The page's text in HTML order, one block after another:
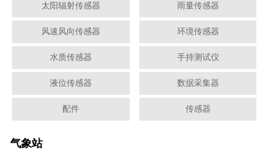
太阳辐射传感器 雨量传感器
风速风向传感器 环境传感器
水质传感器 手持测试仪
液位传感器 数据采集器
配件 传感器
气象站